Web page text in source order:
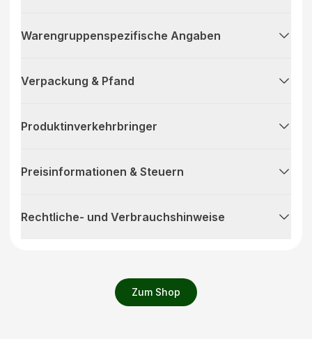
Zum Shop
Warengruppenspezifische Angaben
Verpackung & Pfand
Produktinverkehrbringer
Preisinformationen & Steuern
Rechtliche- und Verbrauchshinweise